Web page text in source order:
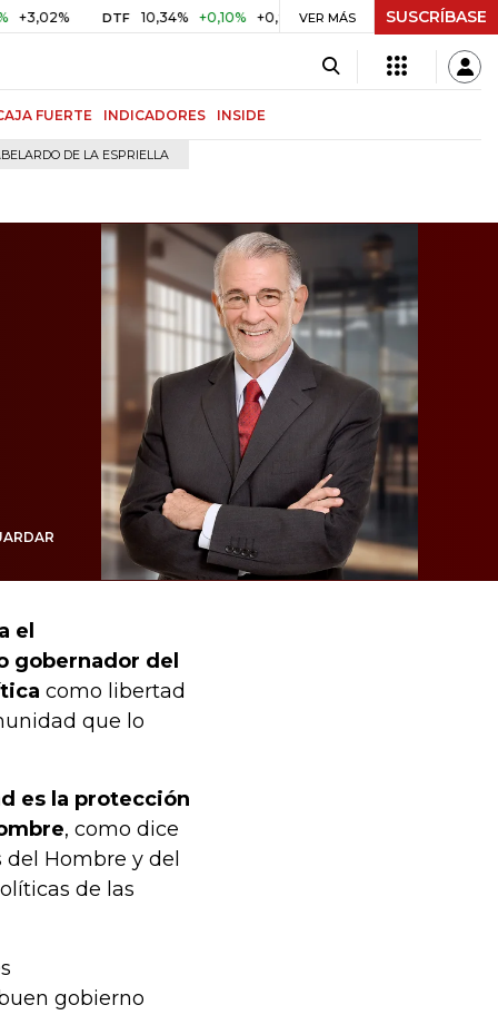
DTF 10,34% +0,10% +0,98% UVR $ 416,96 +$ 0,05 +0,01%
VER MÁS SUSCRÍBASE
FUERTE INDICADORES INSIDE
DE LA ESPRIELLA
el
gobernador del
como libertad
que lo
es la protección
, como dice
Hombre y del
de las
gobierno